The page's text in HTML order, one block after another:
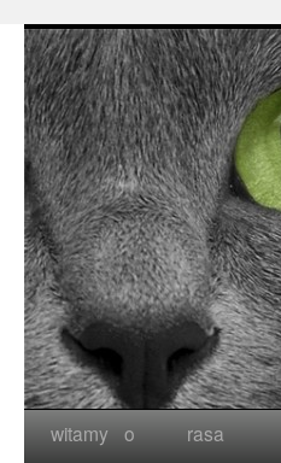
witamy o
rasa